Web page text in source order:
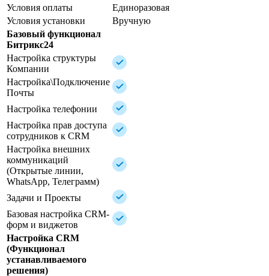
Условия оплаты
Единоразовая
Условия установки
Вручную
Базовый функционал
Битрикс24
Настройка структуры
Компании
Настройка\Подключение
Почты
Настройка телефонии
Настройка прав доступа
сотрудников к CRM
Настройка внешних
коммуникаций
(Открытые линии,
WhatsApp, Телеграмм)
Задачи и Проекты
Базовая настройка CRM-
форм и виджетов
Настройка CRM
(Функционал
устанавливаемого
решения)